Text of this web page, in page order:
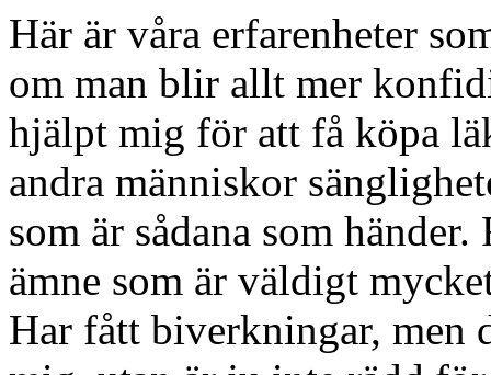
Här är våra erfarenheter
om man blir allt mer
hjälpt mig för att få köpa
andra människor
som är sådana som
ämne som är väldigt
Har fått biverkningar,